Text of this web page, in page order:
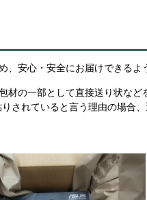
安心・安全にお届けできるよ
の一部として直接送り状な
されていると言う理由の場合